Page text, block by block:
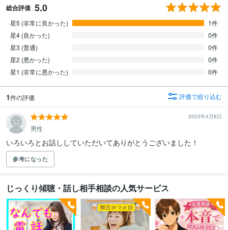
総合評価 5.0
星5 (非常に良かった)
1件
星4 (良かった)
0件
星3 (普通)
0件
星2 (悪かった)
0件
星1 (非常に悪かった)
0件
1件の評価 評価で絞り込む
2023年4月8日
男性
いろいろとお話ししていただいてありがとうございました！
参考になった
じっくり傾聴・話し相手相談の人気サービス